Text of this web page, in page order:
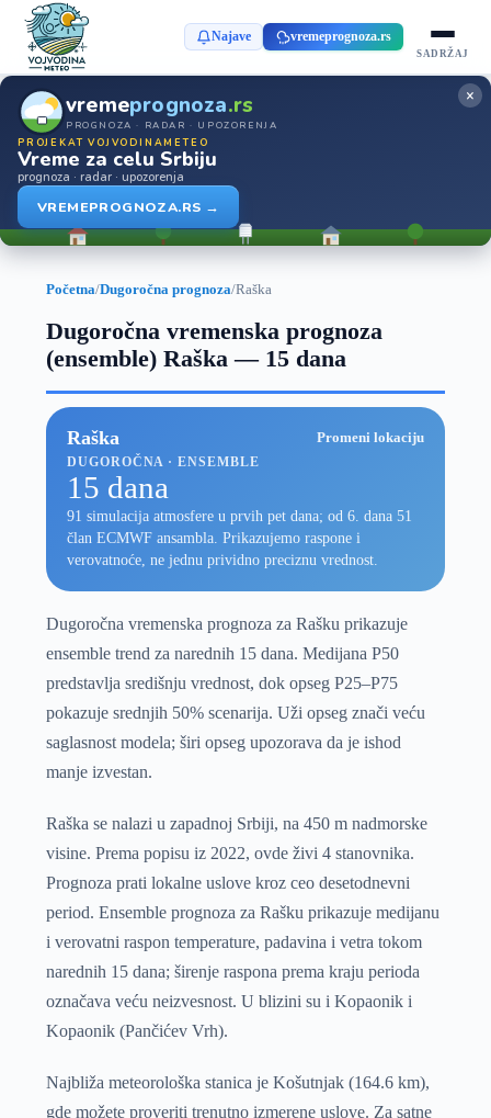
Najave vremeprognoza.rs
SADRŽAJ
vremeprognoza.rs
PROGNOZA · RADAR · UPOZORENJA
PROJEKAT VOJVODINAMETEO
Vreme za celu Srbiju
prognoza · radar · upozorenja
VREMEPROGNOZA.RS →
×
Početna/Dugoročna prognoza/Raška
Dugoročna vremenska prognoza
(ensemble) Raška — 15 dana
Raška Promeni lokaciju
DUGOROČNA · ENSEMBLE
15 dana
91 simulacija atmosfere u prvih pet dana; od 6. dana 51
član ECMWF ansambla. Prikazujemo raspone i
verovatnoće, ne jednu prividno preciznu vrednost.
Dugoročna vremenska prognoza za Rašku prikazuje
ensemble trend za narednih 15 dana. Medijana P50
predstavlja središnju vrednost, dok opseg P25–P75
pokazuje srednjih 50% scenarija. Uži opseg znači veću
saglasnost modela; širi opseg upozorava da je ishod
manje izvestan.
Raška se nalazi u zapadnoj Srbiji, na 450 m nadmorske
visine. Prema popisu iz 2022, ovde živi 4 stanovnika.
Prognoza prati lokalne uslove kroz ceo desetodnevni
period. Ensemble prognoza za Rašku prikazuje medijanu
i verovatni raspon temperature, padavina i vetra tokom
narednih 15 dana; širenje raspona prema kraju perioda
označava veću neizvesnost. U blizini su i Kopaonik i
Kopaonik (Pančićev Vrh).
Najbliža meteorološka stanica je Košutnjak (164.6 km),
gde možete proveriti trenutno izmerene uslove. Za satne